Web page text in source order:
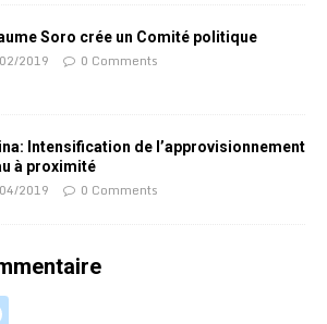
Soro crée un Comité politique
2019 0 Comments
Intensification de l’approvisionnement
à proximité
2019 0 Comments